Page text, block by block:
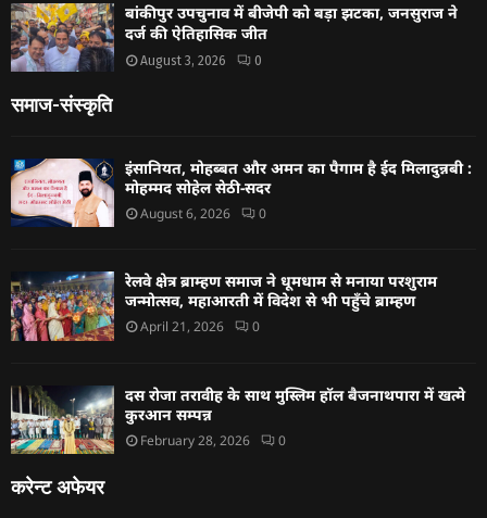
बांकीपुर उपचुनाव में बीजेपी को बड़ा झटका, जनसुराज ने
दर्ज की ऐतिहासिक जीत
August 3, 2026 0
समाज-संस्कृति
इंसानियत, मोहब्बत और अमन का पैगाम है ईद मिलादुन्नबी :
मोहम्मद सोहेल सेठी-सदर
August 6, 2026 0
रेलवे क्षेत्र ब्राम्हण समाज ने धूमधाम से मनाया परशुराम
जन्मोत्सव, महाआरती में विदेश से भी पहुँचे ब्राम्हण
April 21, 2026 0
दस रोजा तरावीह के साथ मुस्लिम हॉल बैजनाथपारा में खत्मे
कुरआन सम्पन्न
February 28, 2026 0
करेन्ट अफेयर